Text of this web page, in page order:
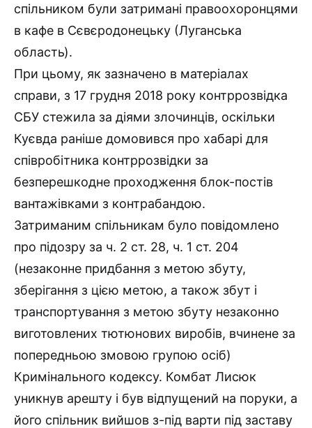
спільником були затримані правоохоронцями
в кафе в Сєвєродонецьку (Луганська
область).
При цьому, як зазначено в матеріалах
справи, з 17 грудня 2018 року контррозвідка
СБУ стежила за діями злочинців, оскільки
Куєвда раніше домовився про хабарі для
співробітника контррозвідки за
безперешкодне проходження блок-постів
вантажівками з контрабандою.
Затриманим спільникам було повідомлено
про підозру за ч. 2 ст. 28, ч. 1 ст. 204
(незаконне придбання з метою збуту,
зберігання з цією метою, а також збут і
транспортування з метою збуту незаконно
виготовлених тютюнових виробів, вчинене за
попередньою змовою групою осіб)
Кримінального кодексу. Комбат Лисюк
уникнув арешту і був відпущений на поруки, а
його спільник вийшов з-під варти під заставу